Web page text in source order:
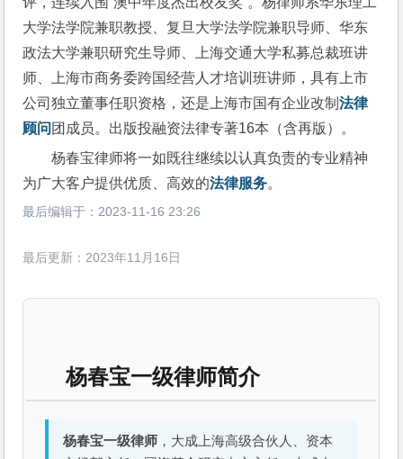
大学法学院兼职教授、复旦大学法学院兼职导师、华东
政法大学兼职研究生导师、上海交通大学私募总裁班讲
师、上海市商务委跨国经营人才培训班讲师，具有上市
公司独立董事任职资格，还是上海市国有企业改制法律
顾问 团成员。出版投融资法律专著16本（含再版）。
杨春宝律师将一如既往继续以认真负责的专业精神
为广大客户提供优质、高效的法律服务。
最后编辑于： 2023-11-16 23:26
最后更新：2023年11月16日
杨春宝一级律师简介
杨春宝一级律师 ，大成上海高级合伙人、资本